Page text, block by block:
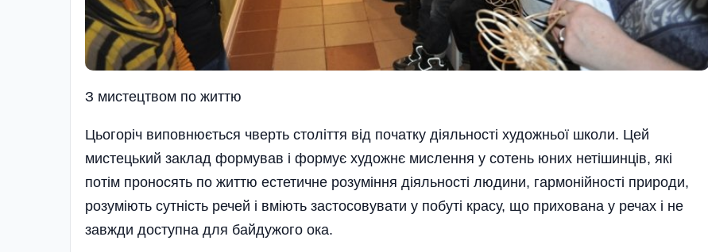
З мистецтвом по життю
Цьогоріч виповнюється чверть століття від початку діяльності художньої школи. Цей
мистецький заклад формував і формує художнє мислення у сотень юних нетішинців, які
потім проносять по життю естети­чне розу­міння діяльності людини, гармо­нійності природи,
розуміють сут­ність речей і вміють застосовувати у побуті красу, що прихована у речах і не
завжди доступна для байдужого ока.